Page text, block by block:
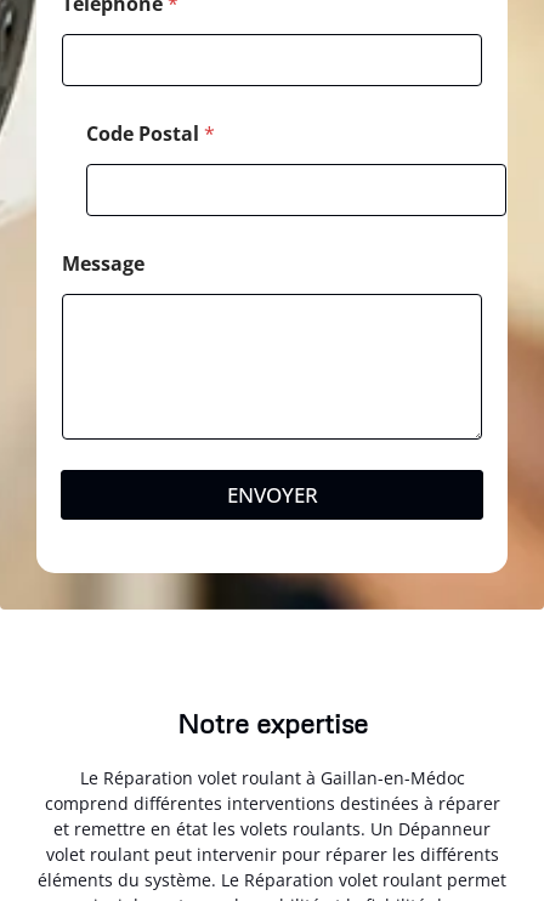
Code Postal *
Message
ENVOYER
Notre expertise
Le Réparation volet roulant à Gaillan-en-Médoc
comprend différentes interventions destinées à réparer
et remettre en état les volets roulants. Un Dépanneur
volet roulant peut intervenir pour réparer les différents
éléments du système. Le Réparation volet roulant permet